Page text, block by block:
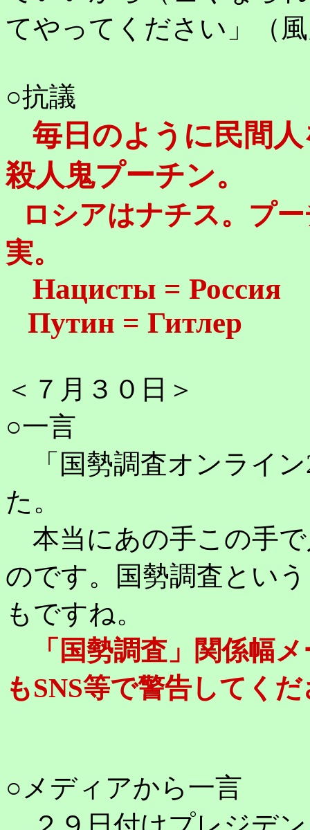
てやってください」（
○抗議
毎日のように民間
殺人鬼プーチン。
ロシアはナチス。プ
実。
Нацисты = Россия
Путин = Гитлер
＜７月３０日＞
○一言
「国勢調査オンライン
た。
本当にあの手この手
のです。国勢調査とい
もですね。
「国勢調査」関係幅
もSNS等で警告してく
○メディアから一言